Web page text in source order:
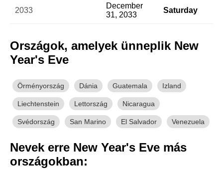
2033
December
31, 2033
Saturday
Országok, amelyek ünneplik New
Year's Eve
Örményország Dánia Guatemala Izland
Liechtenstein Lettország Nicaragua
Svédország San Marino El Salvador Venezuela
Nevek erre New Year's Eve más
országokban: